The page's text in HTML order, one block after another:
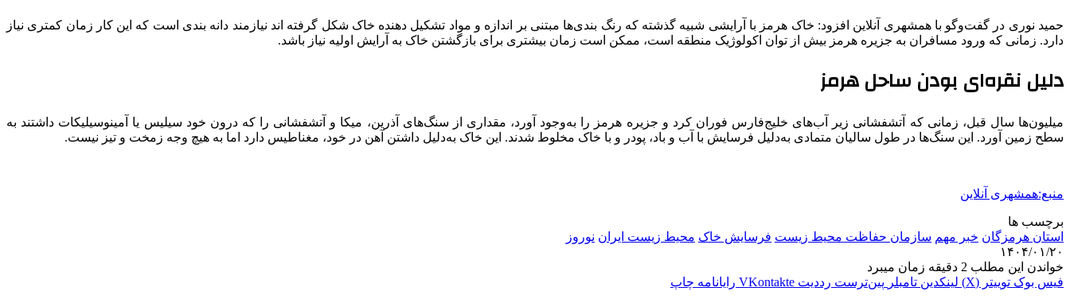
حمید نوری در گفت‌وگو با همشهری آنلاین افزود: خاک هرمز با آرایشی شبیه گذشته که رنگ بندی‌ها مبتنی بر اندازه و مواد تشکیل دهنده خاک شکل گرفته اند نیازمند دانه بندی است که این کار زمان کمتری نیاز
دارد. زمانی که ورود مسافران به جزیره هرمز بیش از توان اکولوژیک منطقه است، ممکن است زمان بیشتری برای بازگشتن خاک به آرایش اولیه نیاز باشد.
دلیل نقره‌ای بودن ساحل هرمز
میلیون‌ها سال قبل، زمانی که آتشفشانی زیر آب‌های خلیج‌فارس فوران کرد و جزیره هرمز را به‌وجود آورد، مقداری از سنگ‌های آذرین، میکا و آتشفشانی را که درون خود سیلیس یا آمینوسیلیکات داشتند به
سطح زمین آورد. این سنگ‌ها در طول سالیان متمادی به‌دلیل فرسایش با آب و باد، پودر و با خاک مخلوط شدند. این خاک به‌دلیل داشتن آهن در خود، مغناطیس دارد اما به هیچ وجه زمخت و تیز نیست.
منبع:همشهری آنلاین
برچسب ها
استان هرمزگان خبر مهم سازمان حفاظت محیط زیست فرسایش خاک محیط زیست ایران نوروز
۱۴۰۴/۰۱/۲۰
خواندن این مطلب 2 دقیقه زمان میبرد
فیس بوک توییتر (X) لینکدین ‫تامبلر ‫پین‌ترست ‫رددیت ‫VKontakte رایانامه چاپ